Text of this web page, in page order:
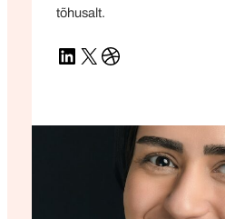
tõhusalt.
LinkedIn X Dribbble